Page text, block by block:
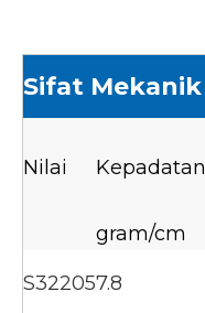
Sifat Mekanik
Nilai Kepadatan
gram/cm
S322057.8